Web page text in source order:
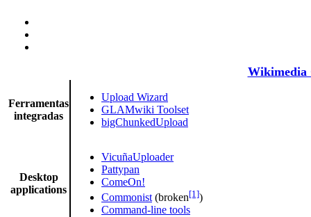
Wikimedia
Ferramentas
integradas
Upload Wizard
GLAMwiki Toolset
bigChunkedUpload
Desktop
applications
VicuñaUploader
Pattypan
ComeOn!
Commonist (broken[1])
Command-line tools